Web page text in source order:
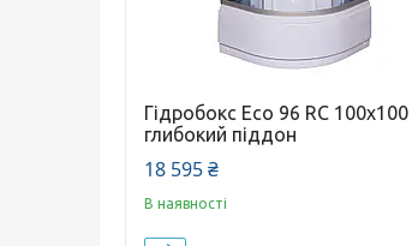
Гідробокс Eco 96 RC 100х100
глибокий піддон
18 595 ₴
В наявності